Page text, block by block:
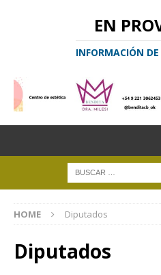
EN
INFORMACIÓN
HOME Diputados
Diputados